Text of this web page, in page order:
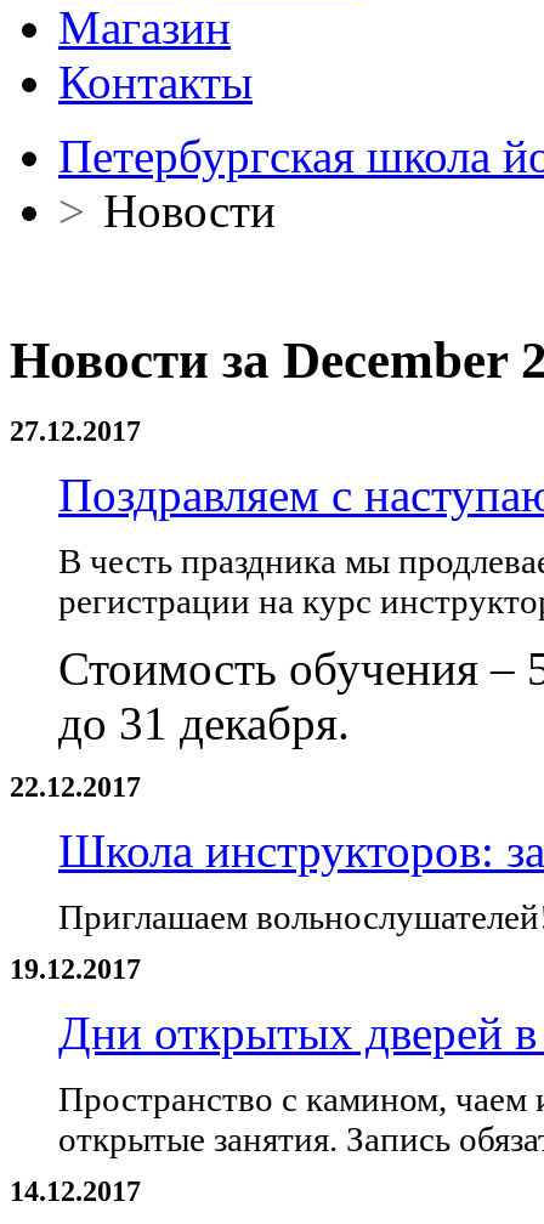
Магазин
Контакты
Петербургская школа
> Новости
Новости за December
27.12.2017
Поздравляем с
В честь праздника мы
регистрации на курс
Стоимость обучения –
до 31 декабря.
22.12.2017
Школа инструкторов:
Приглашаем
19.12.2017
Дни открытых дверей
Пространство с камином,
открытые занятия. Запись
14.12.2017